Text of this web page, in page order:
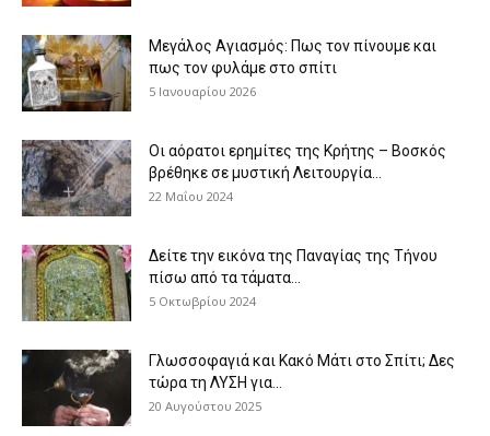
Μεγάλος Αγιασμός: Πως τον πίνουμε και
πως τον φυλάμε στο σπίτι
5 Ιανουαρίου 2026
Οι αόρατοι ερημίτες της Κρήτης – Βοσκός
βρέθηκε σε μυστική Λειτουργία...
22 Μαΐου 2024
Δείτε την εικόνα της Παναγίας της Τήνου
πίσω από τα τάματα...
5 Οκτωβρίου 2024
Γλωσσοφαγιά και Κακό Μάτι στο Σπίτι; Δες
τώρα τη ΛΥΣΗ για...
20 Αυγούστου 2025